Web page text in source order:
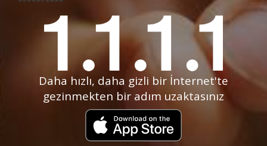
Daha hızlı, daha gizli bir İnternet'te
gezinmekten bir adım uzaktasınız